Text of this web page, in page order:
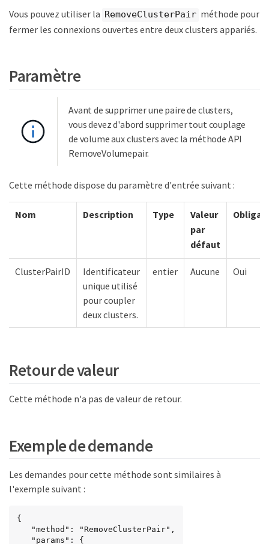
Vous pouvez utiliser la RemoveClusterPair méthode pour
fermer les connexions ouvertes entre deux clusters appariés.
Paramètre
Avant de supprimer une paire de clusters,
vous devez d'abord supprimer tout couplage
de volume aux clusters avec la méthode API
RemoveVolumepair.
Cette méthode dispose du paramètre d'entrée suivant :
Nom Description Type
Valeur
par
défaut
ClusterPairID
Identificateur
unique utilisé
pour coupler
deux clusters.
entier Aucune Oui
Retour de valeur
Cette méthode n'a pas de valeur de retour.
Exemple de demande
Les demandes pour cette méthode sont similaires à
l'exemple suivant :
{